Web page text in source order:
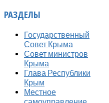
РАЗДЕЛЫ
Государственный
Совет Крыма
Совет министров
Крыма
Глава Республики
Крым
Местное